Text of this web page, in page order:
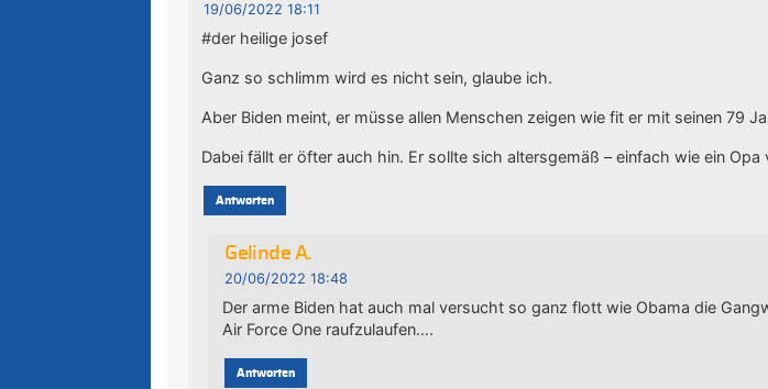
19/06/2022 18:11
#der heilige josef
Ganz so schlimm wird es nicht sein, glaube ich.
Aber Biden meint, er müsse allen Menschen zeigen wie fit er mit seinen 79
Dabei fällt er öfter auch hin. Er sollte sich altersgemäß – einfach wie ein Opa
Antworten
Gelinde A.
20/06/2022 18:48
Der arme Biden hat auch mal versucht so ganz flott wie Obama die
Air Force One raufzulaufen….
Antworten